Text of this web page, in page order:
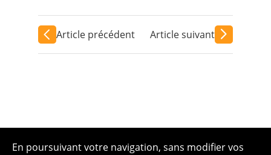
Article précédent Article suivant
En poursuivant votre navigation, sans modifier vos